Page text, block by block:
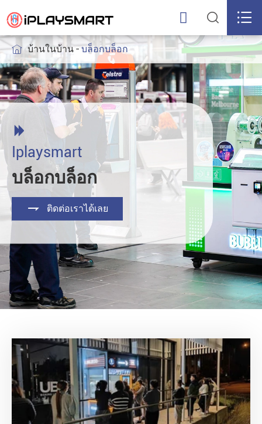
  
 บ้านในบ้าน บล็อกบล็อก

Iplaysmart
บล็อกบล็อก
 ติดต่อเราได้เลย